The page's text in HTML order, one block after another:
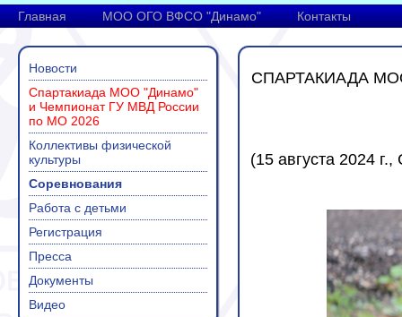
Главная МОО ОГО ВФСО "Динамо" Контакты
Новости
Спартакиада МОО "Динамо"
и Чемпионат ГУ МВД России
по МО 2026
Коллективы физической
культуры
Соревнования
Работа с детьми
Регистрация
Пресса
Документы
Видео
СПАРТАКИАДА
(15 августа 2024 г.,